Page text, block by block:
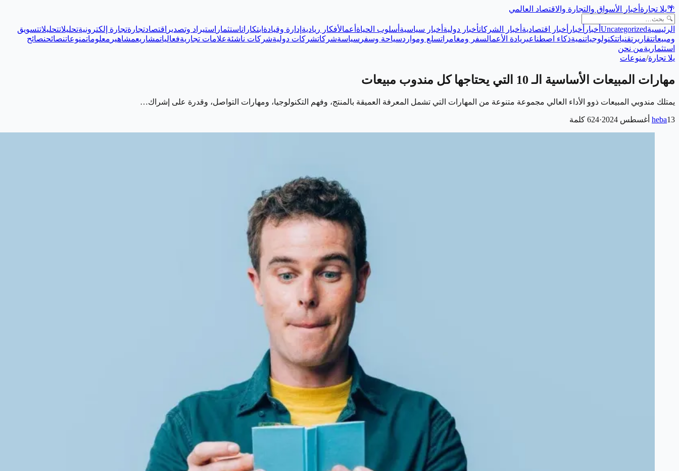
🌴يلا تجارة أخبار الأسواق والتجارة والاقتصاد العالمي
الرئيسيةUncategorized أخبار أخبار أخبار اقتصادية أخبار الشركاتأخبار دولية أخبار سياسية أسلوب الحياة أعمالأفكار ريادية إدارة وقيادة ابتكاراتاستثمار استيراد وتصدير اقتصادتجارةتجارة إلكترونيةتحليلاتتحليلاتتسويق
ومبيعاتتقارير تقنياتتكنولوجياتنميةذكاء اصطناعيريادة الأعمالسفر ومغامراتسلع ومواردسياحة وسفر سياسةشركاتشركات دوليةشركات ناشئةعلامات تجاريةفعالياتمشاريعمشاهير معلوماتمنوعاتنصائحنصائح
استثماريةمن نحن
يلا تجارة/منوعات
مهارات المبيعات الأساسية الـ 10 التي يحتاجها كل مندوب مبيعات
يمتلك مندوبي المبيعات ذوو الأداء العالي مجموعة متنوعة من المهارات التي تشمل المعرفة العميقة بالمنتج، وفهم التكنولوجيا، ومهارات التواصل، وقدرة على إشراك…
heba13 أغسطس 2024 ·
624 كلمة